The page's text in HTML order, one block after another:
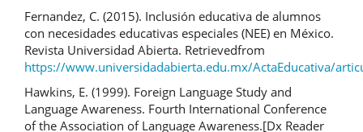
Fernandez, C. (2015). Inclusión educativa de alumnos
con necesidades educativas especiales (NEE) en México.
Revista Universidad Abierta. Retrievedfrom
https://www.universidadabierta.edu.mx/ActaEducativa/
Hawkins, E. (1999). Foreign Language Study and
Language Awareness. Fourth International Conference
of the Association of Language Awareness.[Dx Reader